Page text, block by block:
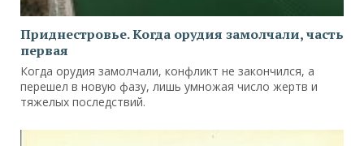
Приднестровье. Когда орудия замолчали, часть
первая
Когда орудия замолчали, конфликт не закончился, а
перешел в новую фазу, лишь умножая число жертв и
тяжелых последствий.